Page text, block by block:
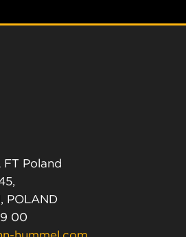
FT Poland
POLAND
00